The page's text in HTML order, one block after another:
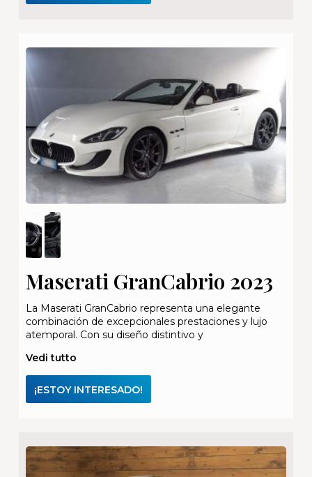
Maserati GranCabrio 2023
La Maserati GranCabrio representa una elegante
combinación de excepcionales prestaciones y lujo
atemporal. Con su diseño distintivo y
Vedi tutto
¡ESTOY INTERESADO!